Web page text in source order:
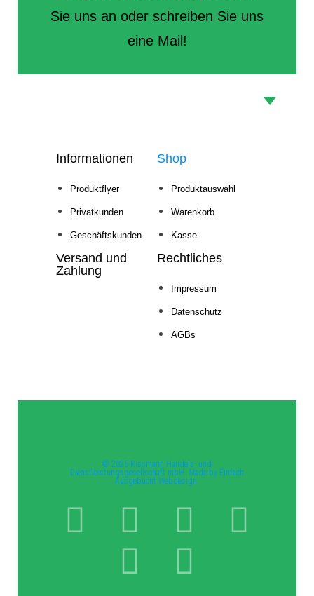
Sie uns an oder schreiben Sie uns
eine Mail!
Informationen
Produktflyer
Privatkunden
Geschäftskunden
Shop
Produktauswahl
Warenkorb
Kasse
Versand und
Zahlung
Rechtliches
Impressum
Datenschutz
AGBs
© 2025 Rissmann Handels- und
Dienstleistungsgesellschaft mbH. Made by Einfach
Ausgebucht Webdesign.